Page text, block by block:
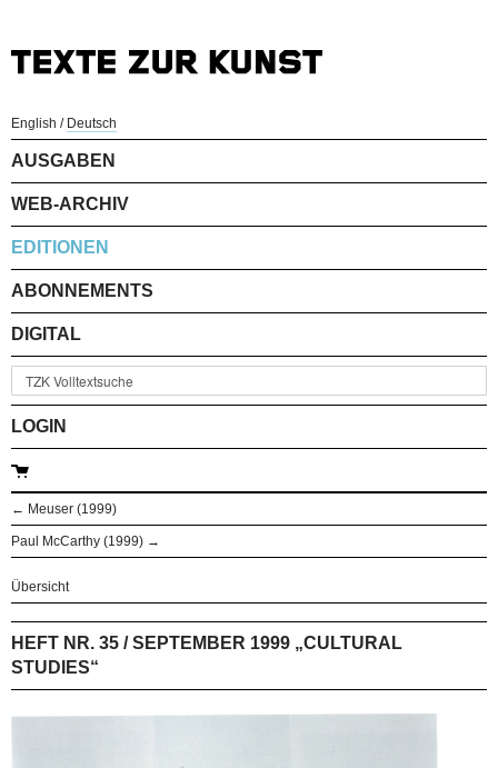
English / Deutsch
AUSGABEN
WEB-ARCHIV
EDITIONEN
ABONNEMENTS
DIGITAL
LOGIN
← Meuser (1999)
Paul McCarthy (1999) →
Übersicht
HEFT NR. 35 / SEPTEMBER 1999 „CULTURAL
STUDIES“